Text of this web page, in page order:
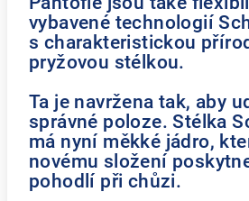
vybavené technologií
s charakteristickou
pryžovou stélkou.
Ta je navržena tak, aby
správné poloze. Stélka
má nyní měkké jádro,
novému složení
pohodlí při chůzi.